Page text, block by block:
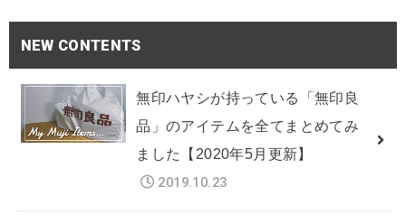
NEW CONTENTS
無印ハヤシが持っている「無印良
品」のアイテムを全てまとめてみ
ました【2020年5月更新】
2019.10.23